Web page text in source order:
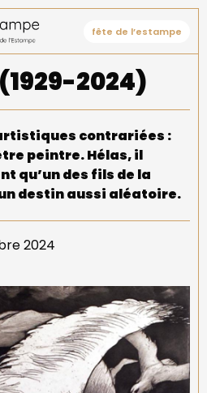
fête de l’estampe
2024)
contrariées :
peintre. Hélas, il
qu’un des fils de la
destin aussi aléatoire.
2024